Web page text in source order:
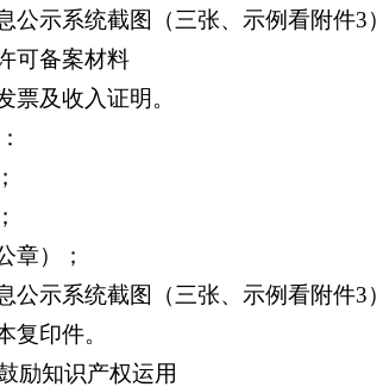
公示系统截图（三张、示例看附件3
可备案材料
票及收入证明。
章）；
公示系统截图（三张、示例看附件3
复印件。
励知识产权运用